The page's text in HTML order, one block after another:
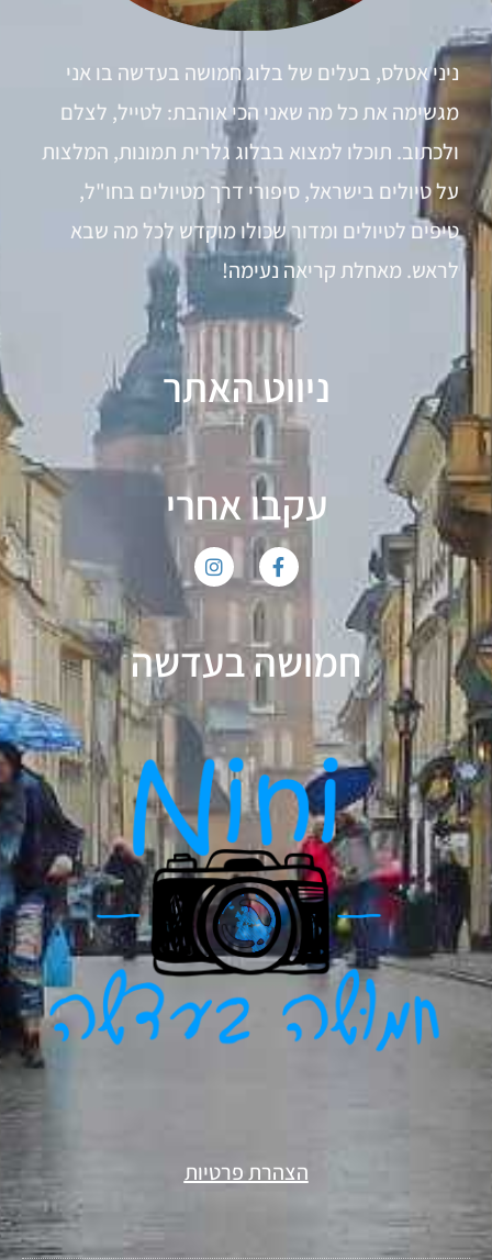
ניני אטלס, בעלים של בלוג חמושה בעדשה בו אני
מגשימה את כל מה שאני הכי אוהבת: לטייל, לצלם
ולכתוב. תוכלו למצוא בבלוג גלרית תמונות, המלצות
על טיולים בישראל, סיפורי דרך מטיולים בחו"ל,
טיפים לטיולים ומדור שכולו מוקדש לכל מה שבא
לראש. מאחלת קריאה נעימה!
ניווט האתר
עקבו אחרי
חמושה בעדשה
הצהרת פרטיות